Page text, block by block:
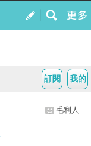
我的
訂閱
毛利人